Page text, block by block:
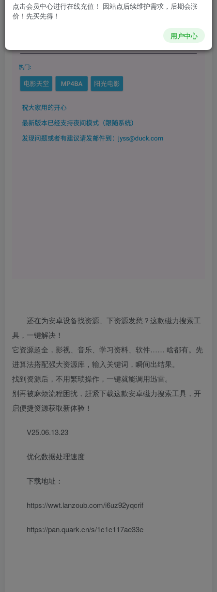
还在为安卓设备找资源、下资源发愁？这款磁力搜索工
具，一键解决！
它资源超全，影视、音乐、学习资料、软件…… 啥都有。先
进算法搭配强大资源库，输入关键词，瞬间出结果。
找到资源后，不用繁琐操作，一键就能调用迅雷。
别再被麻烦流程困扰，赶紧下载这款安卓磁力搜索工具，开
启便捷资源获取新体验！
V25.06.13.23
优化数据处理速度
下载地址：
https://wwt.lanzoub.com/i6uz92yqcrif
https://pan.quark.cn/s/1c1c117ae33e
点击会员中心进行在线充值！ 因站点后续维护需求，后期会涨
价！先买先得！
用户中心